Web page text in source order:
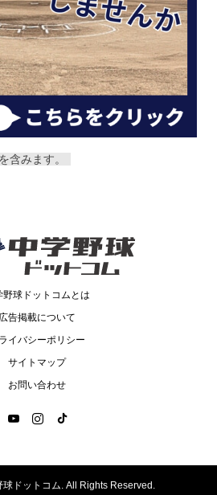
含みます。
野球ドットコムとは
広告掲載について
イバシーポリシー
サイトマップ
お問い合わせ
ドットコム. All Rights Reserved.